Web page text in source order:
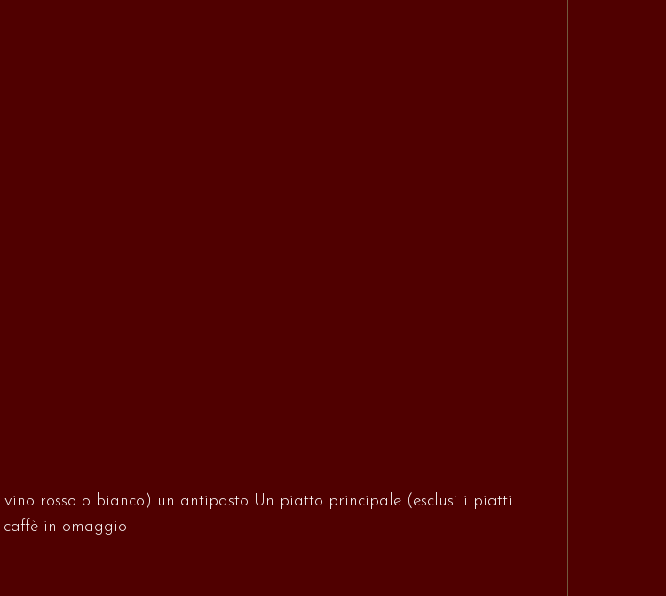
rosso o bianco) un antipasto Un piatto principale (esclusi i piatti
caffè in omaggio